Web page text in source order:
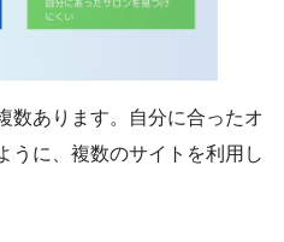
数あります。自分に合ったオ
うに、複数のサイトを利用し